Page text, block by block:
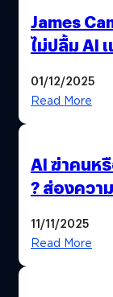
James
ไม่ปลื้ม AI
01/12/2025
Read More
AI ฆ่าคนห
? ส่องควา
11/11/2025
Read More